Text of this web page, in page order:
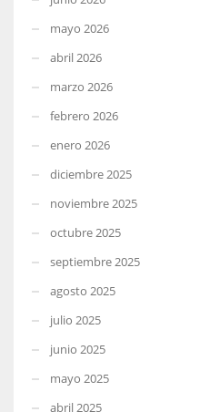
mayo 2026
abril 2026
marzo 2026
febrero 2026
enero 2026
diciembre 2025
noviembre 2025
octubre 2025
septiembre 2025
agosto 2025
julio 2025
junio 2025
mayo 2025
abril 2025